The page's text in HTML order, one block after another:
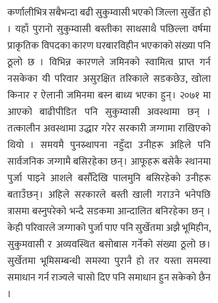
कर्णालीभित्र सबैभन्दा बढी सुकुम्वासी भएको जिल्ला सुर्खेत हो
। यहाँ पुरानो सुकुम्वासी बस्तीका साथसाथै पछिल्ला वर्षमा
प्राकृतिक विपदका कारण घरबारविहीन भएकाको संख्या पनि
ठूलो छ । विभिन्न कारणले जमिनको स्वामित्व प्राप्त गर्न
नसकेका यी परिवार असुरक्षित तरिकाले सडकछेउ, खोला
किनार र ऐलानी जमिनमा बस्न बाध्य भएका हुन् । २०७१ मा
आएको बाढीपीडित पनि सुकुम्वासी अवस्थामा छन् ।
तत्कालीन अवस्थामा उद्धार गरेर सरकारी जग्गामा राखिएको
थियो । समयमै पुनस्र्थापना नहुँदा उनीहरू अहिले पनि
सार्वजनिक जग्गामै बसिरहेका छन् । आफूहरू बसेकै स्थानमा
पुर्जा पाइने आशले बर्सौंदेखि पालमुनि बसिरहेको उनीहरू
बताउँछन् । अहिले सरकारले बस्ती खाली गराउने भनेपछि
त्रासमा बस्नुपरेको भन्दै सडकमा आन्दालित बनिरहेका छन् ।
केही परिवारले जग्गाको पुर्जा पाए पनि सुर्खेतमा अझै भूमिहीन,
सुकुमवासी र अव्यवस्थित बसोबास गर्नेको संख्या ठूलो छ ।
सुर्खेतमा भूमिसम्बन्धी समस्या पुरानै हो तर यस्ता समस्या
समाधान गर्न राज्यले चासो दिए पनि समाधान हुन सकेको छैन
।